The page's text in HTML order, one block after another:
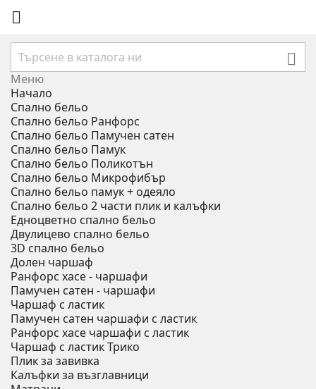


Меню
Начало
Спално бельо
Спално бельо Ранфорс
Спално бельо Памучен сатен
Спално бельо Памук
Спално бельо Поликотън
Спално бельо Микрофибър
Спално бельо памук + одеяло
Спално бельо 2 части плик и калъфки
Eдноцветно спално бельо
Двулицево спално бельо
3D спално бельо
Долен чаршаф
Ранфорс хасе - чаршафи
Памучен сатен - чаршафи
Чаршаф с ластик
Памучен сатен чаршафи с ластик
Ранфорс хасе чаршафи с ластик
Чаршаф с ластик Трико
Плик за завивкa
Калъфки за възглавници